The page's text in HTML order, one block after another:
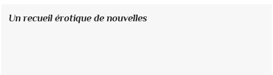
Un recueil érotique de nouvelles